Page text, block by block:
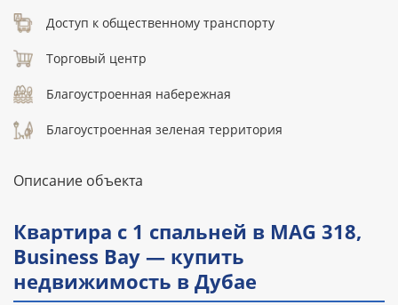
Доступ к общественному транспорту
Торговый центр
Благоустроенная набережная
Благоустроенная зеленая территория
Описание объекта
Квартира с 1 спальней в MAG 318,
Business Bay — купить
недвижимость в Дубае